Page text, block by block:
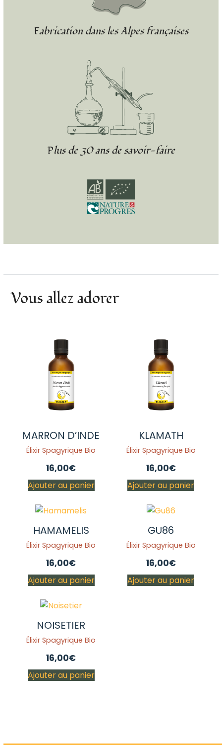
Fabrication dans les Alpes françaises
Plus de 30 ans de savoir-faire
Vous allez adorer
MARRON D’INDE
Élixir Spagyrique Bio
16,00€
Ajouter au panier
KLAMATH
Élixir Spagyrique Bio
16,00€
Ajouter au panier
HAMAMELIS
Élixir Spagyrique Bio
16,00€
Ajouter au panier
GU86
Élixir Spagyrique Bio
16,00€
Ajouter au panier
NOISETIER
Élixir Spagyrique Bio
16,00€
Ajouter au panier